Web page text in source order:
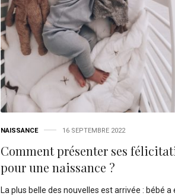
NAISSANCE 16 SEPTEMBRE 2022
Comment présenter ses
pour une naissance ?
La plus belle des nouvelles est arrivée : bébé a